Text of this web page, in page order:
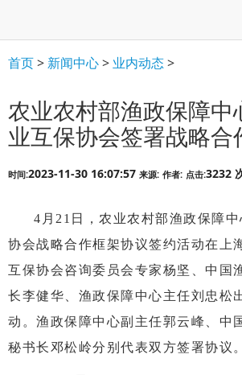
首页> 新闻中心> 业内动态>
农业农村部渔政保障中
业互保协会签署战略合
时间:2023-11-30 16:07:57 来源: 作者: 点击:3232
4月21日，农业农村部渔政保障
协会战略合作框架协议签约活动在上
互保协会咨询委员会专家杨坚、中国
长李健华、渔政保障中心主任刘忠松
动。渔政保障中心副主任郭云峰、中
秘书长邓松岭分别代表双方签署协议。